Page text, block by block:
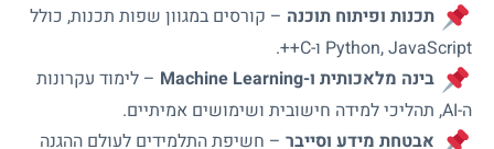
תכנות ופיתוח תוכנה – קורסים במגוון שפות תכנות, כולל
Python, JavaScript ו-C++.
בינה מלאכותית ו-Machine Learning
– לימוד עקרונות
ה-AI, תהליכי למידה חישובית ושימושים אמיתיים.
אבטחת מידע וסייבר – חשיפת התלמידים לעולם ההגנה